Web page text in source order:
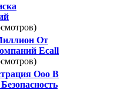
От
Ecall
Ооо В